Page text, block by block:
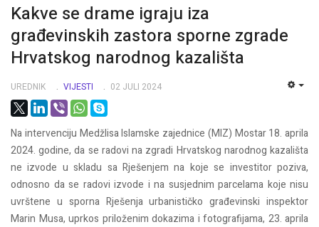
Kakve se drame igraju iza
građevinskih zastora sporne zgrade
Hrvatskog narodnog kazališta
UREDNIK VIJESTI 02 JULI 2024
Na intervenciju Medžlisa Islamske zajednice (MIZ) Mostar 18. aprila
2024. godine, da se radovi na zgradi Hrvatskog narodnog kazališta
ne izvode u skladu sa Rješenjem na koje se investitor poziva,
odnosno da se radovi izvode i na susjednim parcelama koje nisu
uvrštene u sporna Rješenja urbanističko građevinski inspektor
Marin Musa, uprkos priloženim dokazima i fotografijama, 23. aprila